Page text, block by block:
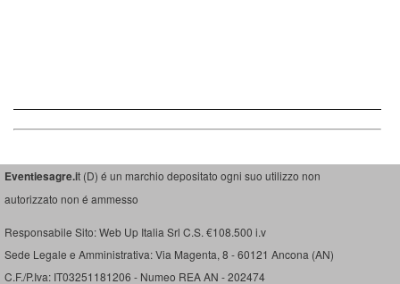
Eventiesagre.it (D) é un marchio depositato ogni suo utilizzo non
autorizzato non é ammesso
Responsabile Sito: Web Up Italia Srl C.S. €108.500 i.v
Sede Legale e Amministrativa: Via Magenta, 8 - 60121 Ancona (AN)
C.F./P.Iva: IT03251181206 - Numeo REA AN - 202474